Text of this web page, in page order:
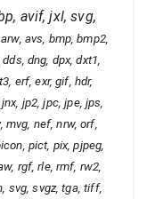
avif, jxl, svg,
avs, bmp, bmp2,
dng, dpx, dxt1,
erf, exr, gif, hdr,
jp2, jpc, jpe, jps,
mvg, nef, nrw, orf,
pict, pix, pjpeg,
rgf, rle, rmf, rw2,
svg, svgz, tga, tiff,